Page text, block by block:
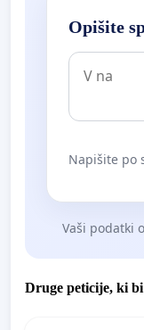
Opišite
Napišite po
Vaši podatki
Druge peticije, ki